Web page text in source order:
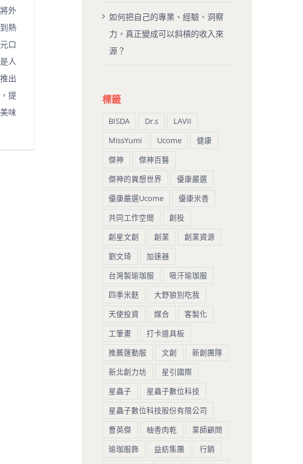
外
熱
口
人
出
提
味
如何把自己的專業、經驗、洞察
力，真正變成可以斜槓的收入來
源？
標籤
BISDA Dr.s
LAVII
MissYumi
Ucome
健康
傑神
傑神百醫
傑神的異想世界
優康嚴選
優康嚴選Ucome
優康米香
共同工作空間
創投
創星文創
創業
創業資源
劉文琦
加速器
台灣製瑜珈服
吸汗瑜珈服
四季米麩
大野狼別吃我
天使投資
媒合
客製化
工筆畫
打卡道具板
推薦運動服
文創
新創團隊
新北創力坊
星引國際
星蟲子
星蟲子數位科技
星蟲子數位科技股份有限公司
曹英傑
柚香肉乾
業師顧問
瑜珈服飾
益紡集團
行銷